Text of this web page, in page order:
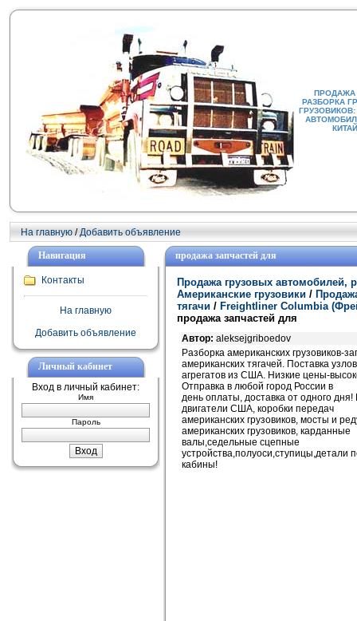
ПРОДАЖА
РАЗБОРКА
На главную /Добавить объявление
Навигация
Контакты
На главную
Добавить объявление
Личный кабинет
Вход в личный кабинет:
Имя
Пароль
продажа запчастей для
Продажа грузовых автомобилей,
Американские грузовики /
тягачи / Freightliner Columbia
продажа запчастей для
Автор: aleksejgriboedov
Разборка американских грузовиков-
американских тягачей. Поставка
агрегатов из США. Низкие цены-
Отправка в любой город России в
день оплаты, доставка от одного
двигатели США, коробки передач
американских грузовиков, мосты и
американских грузовиков, карданные
валы,седельные сцепные
устройства,полуоси,ступицы,детали
кабины!